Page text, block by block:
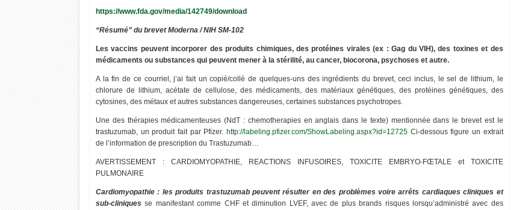
https://www.fda.gov/media/142749/download
“Résumé” du brevet Moderna / NIH SM-102
Les vaccins peuvent incorporer des produits chimiques, des protéines virales (ex : Gag du VIH), des toxines et des
médicaments ou substances qui peuvent mener à la stérilité, au cancer, biocorona, psychoses et autre.
A la fin de ce courriel, j’ai fait un copié/collé de quelques-uns des ingrédients du brevet, ceci inclus, le sel de lithium, le
chlorure de lithium, acétate de cellulose, des médicaments, des matériaux génétiques, des protéines génétiques, des
cytosines, des métaux et autres substances dangereuses, certaines substances psychotropes.
Une des thérapies médicamenteuses (NdT : chemotherapies en anglais dans le texte) mentionnée dans le brevet est le
trastuzumab, un produit fait par Pfizer. http://labeling.pfizer.com/ShowLabeling.aspx?id=12725 Ci-dessous figure un extrait
de l’information de prescription du Trastuzumab…
AVERTISSEMENT : CARDIOMYOPATHIE, REACTIONS INFUSOIRES, TOXICITE EMBRYO-FŒTALE et TOXICITE
PULMONAIRE
Cardiomyopathie : les produits trastuzumab peuvent résulter en des problèmes voire arrêts cardiaques cliniques et
sub-cliniques se manifestant comme CHF et diminution LVEF, avec de plus brands risques lorsqu’administré avec des
22
Sep
2022
15 10